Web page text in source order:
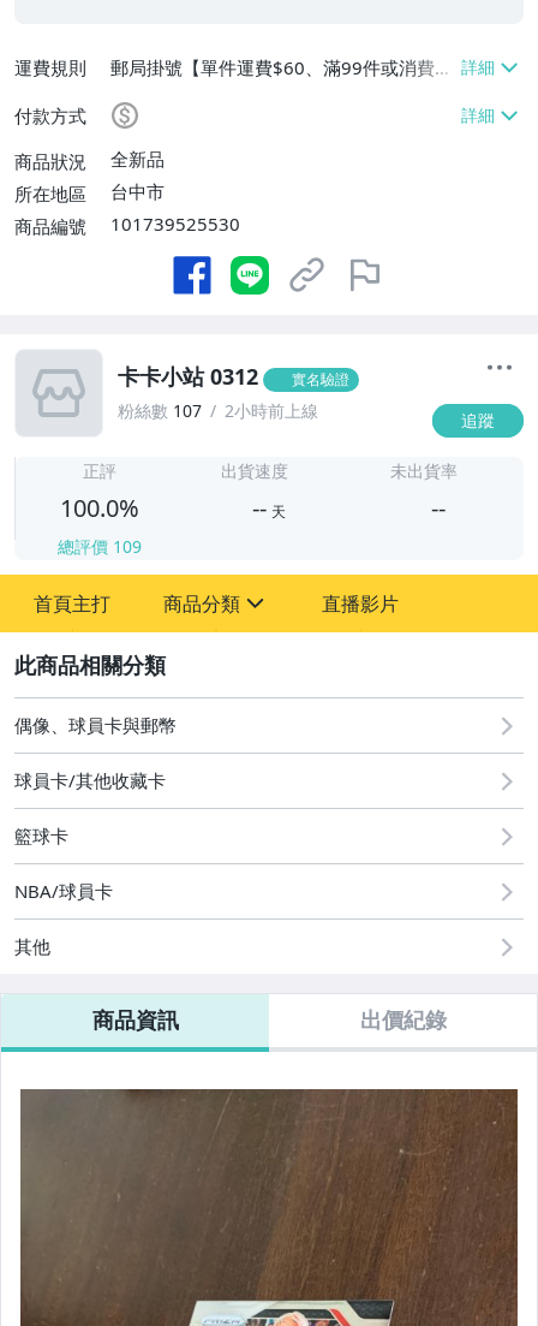
運費規則
郵局掛號【單件運費$60、滿99件或消費滿
$9999免運費】
付款方式
商品狀況
全新品
所在地區
台中市
商品編號
101739525530
卡卡小站 0312 實名驗證
粉絲數 107 2小時前上線 追蹤
正評
100.0%
總評價 109
出貨速度
-- 天
未出貨率
--
首頁主打 商品分類
偶像、球員卡與郵幣
直播影片
偶像、球員卡與郵幣
球員卡/其他收藏卡
籃球卡
NBA/球員卡
其他
商品資訊 出價紀錄